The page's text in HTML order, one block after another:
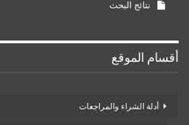
نتائج البحث
أقسام الموقع
أدلة الشراء والمراجعات